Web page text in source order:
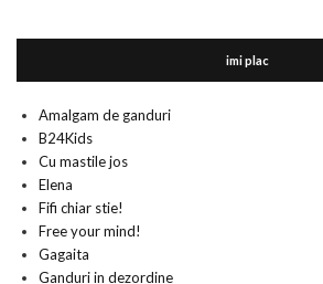
imi plac
Amalgam de ganduri
B24Kids
Cu mastile jos
Elena
Fifi chiar stie!
Free your mind!
Gagaita
Ganduri in dezordine